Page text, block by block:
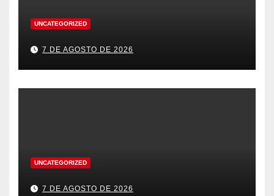
UNCATEGORIZED
7 DE AGOSTO DE 2026
UNCATEGORIZED
7 DE AGOSTO DE 2026